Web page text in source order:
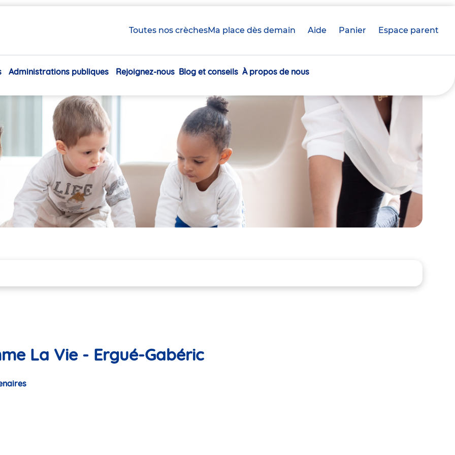
Toutes nos crèchesMa place dès demain Aide Panier crèche(s)
Espace parent
Navigation
Administrations publiques Rejoignez-nous Blog et conseils À propos de nous
La Vie - Ergué-Gabéric